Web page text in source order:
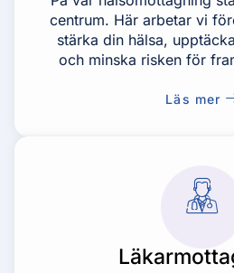
centrum. Här arbetar vi
stärka din hälsa,
och minska risken för
Läs mer